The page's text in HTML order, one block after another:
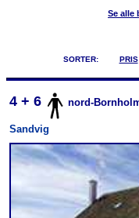
Se alle
SORTER: PRIS
4 + 6 nord-
Sandvig